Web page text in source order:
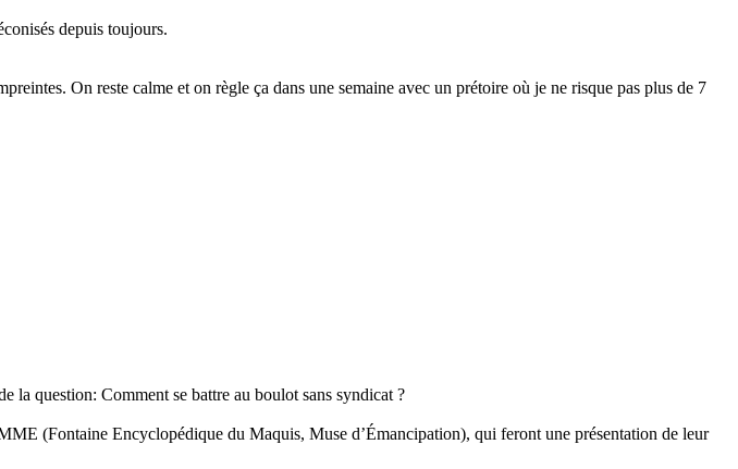
depuis toujours.
On reste calme et on règle ça dans une semaine avec un prétoire où je ne risque pas plus de 7
question: Comment se battre au boulot sans syndicat ?
(Fontaine Encyclopédique du Maquis, Muse d’Émancipation), qui feront une présentation de leur